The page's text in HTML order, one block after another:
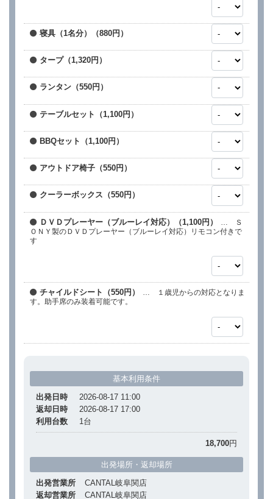
寝具（1名分）（880円）
タープ（1,320円）
ランタン（550円）
テーブルセット（1,100円）
BBQセット（1,100円）
アウトドア椅子（550円）
クーラーボックス（550円）
ＤＶＤプレーヤー（ブルーレイ対応）（1,100円）
… Ｓ
ＯＮＹ製のＤＶＤプレーヤー（ブルーレイ対応）リモコン付きで
す
チャイルドシート（550円）
… １歳児からの対応となりま
す。助手席のみ装着可能です。
基本利用条件
出発日時
2026-08-17 11:00
返却日時
2026-08-17 17:00
利用台数
1台
18,700円
出発場所・返却場所
出発営業所
CANTAL岐阜関店
返却営業所
CANTAL岐阜関店